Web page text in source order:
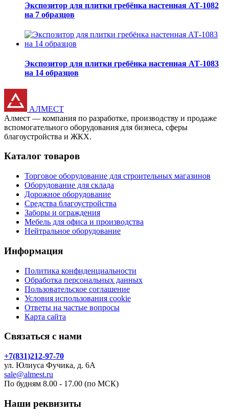
Экспозитор для плитки гребёнка настенная АТ-1082
на 7 образцов
Экспозитор для плитки гребёнка настенная АТ-1083
на 14 образцов
АЛМЕСТ
Алмест — компания по разработке, производству и продаже
вспомогательного оборудования для бизнеса, сферы
благоустройства и ЖКХ.
Каталог товаров
Торговое оборудование для строительных магазинов
Оборудование для склада
Дорожное оборудование
Средства благоустройства
Заборы и ограждения
Мебель для офиса и производства
Нейтральное оборудование
Информация
Политика конфиденциальности
Обработка персональных данных
Пользовательское соглашение
Условия использования cookie
Ответы на частые вопросы
Карта сайта
Связаться с нами
+7(831)212-97-70
ул. Юлиуса Фучика, д. 6А
sale@almest.ru
По будням 8.00 - 17.00 (по МСК)
Наши реквизиты